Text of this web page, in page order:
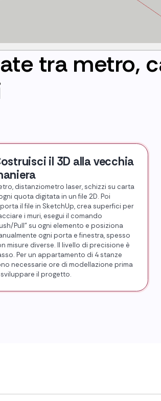
tra metro,
il 3D alla vecchia
distanziometro laser, schizzi su carta
quota digitata in un file 2D. Poi
il file in SketchUp, crea superfici per
i muri, esegui il comando
Pull" su ogni elemento e posiziona
ogni porta e finestra, spesso
misure diverse. Il livello di precisione è
Per un appartamento di 4 stanze
necessarie ore di modellazione prima
il progetto.